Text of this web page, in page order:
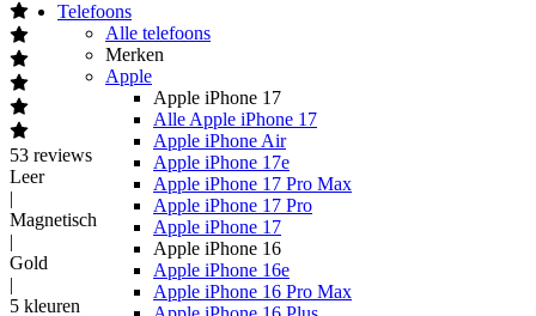
Telefoons
Alle telefoons
Merken
Apple
Apple iPhone 17
Alle Apple iPhone 17
Apple iPhone Air
Apple iPhone 17e
Apple iPhone 17 Pro Max
Apple iPhone 17 Pro
Apple iPhone 17
Apple iPhone 16
Apple iPhone 16e
Apple iPhone 16 Pro Max
53 reviews
Leer
|
Magnetisch
|
Gold
|
5 kleuren